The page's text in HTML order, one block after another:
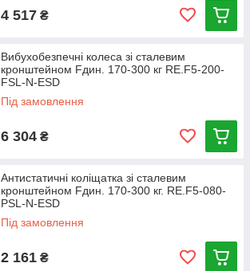
4 517 ₴
Вибухобезпечні колеса зі сталевим
кронштейном Fдин. 170-300 кг RE.F5-200-
FSL-N-ESD
Під замовлення
6 304 ₴
Антистатичні коліщатка зі сталевим
кронштейном Fдин. 170-300 кг. RE.F5-080-
PSL-N-ESD
Під замовлення
2 161 ₴